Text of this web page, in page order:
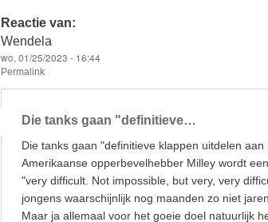
ar
e
c
b
o
o
k
y
Reactie van:
Wendela
wo, 01/25/2023 - 16:44
Permalink
Die tanks gaan "definitieve…
Die tanks gaan "definitieve klappen uitdelen
Amerikaanse opperbevelhebber Milley wordt
"very difficult. Not impossible, but very, very
jongens waarschijnlijk nog maanden zo niet
Maar ja allemaal voor het goeie doel natuurlijk